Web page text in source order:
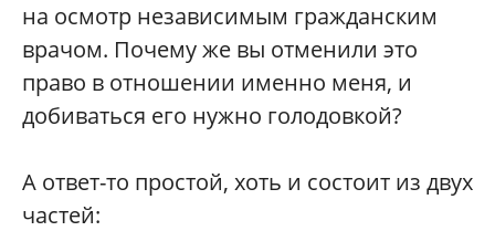
на осмотр независимым гражданским
врачом. Почему же вы отменили это
право в отношении именно меня, и
добиваться его нужно голодовкой?
А ответ-то простой, хоть и состоит из двух
частей: